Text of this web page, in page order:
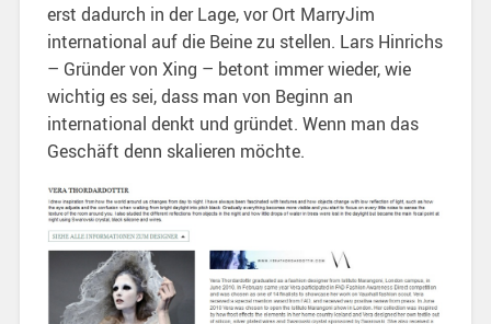
erst dadurch in der Lage, vor Ort MarryJim
international auf die Beine zu stellen. Lars Hinrichs
– Gründer von Xing – betont immer wieder, wie
wichtig es sei, dass man von Beginn an
international denkt und gründet. Wenn man das
Geschäft denn skalieren möchte.